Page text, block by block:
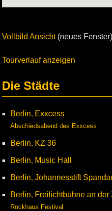
Vollbild Ansicht(neues Fenster)
Tourverlauf anzeigen
Die Städte
Berlin, Exxcess
Abschiedsabend des Exxcess
Berlin, KZ 36
Berlin, Music Hall
Berlin, Johannesstift
Berlin, Freilichtbühne an der
Rockhaus Festival